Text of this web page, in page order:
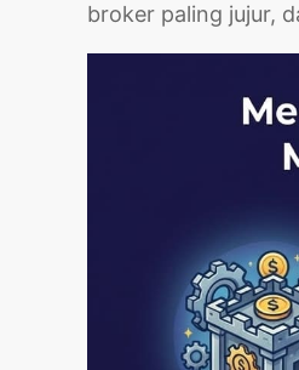
broker paling jujur,